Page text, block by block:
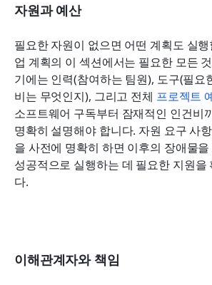
자원과 예산
필요한 자원이 없으면 어떤 계획도 실
업 계획의 이 섹션에서는 필요한 모든
기에는 인력(참여하는 팀원), 도구(필요
비는 무엇인지), 그리고 전체 프로젝트
소프트웨어 구독부터 잠재적인 인건비
명확히 설명해야 합니다. 자원 요구 사
을 사전에 명확히 하면 이후의 장애물
성공적으로 실행하는 데 필요한 지원을
다.
이해관계자와 책임